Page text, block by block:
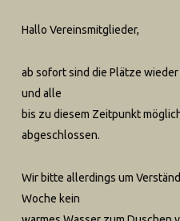
Hallo Vereinsmitglieder,
ab sofort sind die Plätze
und alle
bis zu diesem Zeitpunkt
abgeschlossen.
Wir bitte allerdings um
Woche kein